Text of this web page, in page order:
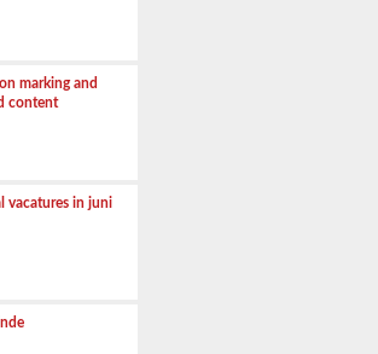
marking and
content
vacatures in juni